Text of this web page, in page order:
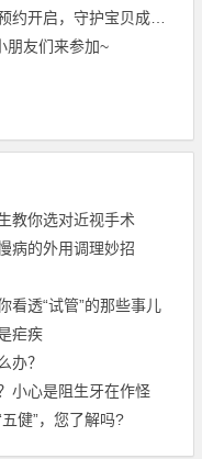
开启，守护宝贝成长~
朋友们来参加~
教你选对近视手术
病的外用调理妙招
看透“试管”的那些事儿
疟疾
办？
小心是阻生牙在作怪
健”，您了解吗?